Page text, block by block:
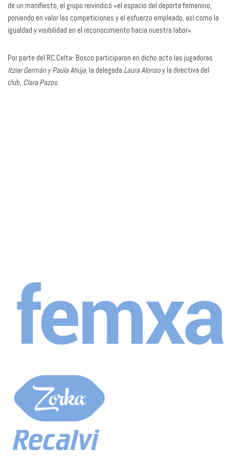
de un manifiesto, el grupo reivindicó «el espacio del deporte femenino,
poniendo en valor las competiciones y el esfuerzo empleado, así como la
igualdad y visibilidad en el reconocimiento hacia nuestra labor».
Por parte del RC.Celta- Bosco participaron en dicho acto las jugadoras
Itziar Germán y Paula Ahúja, la delegada Laura Alonsoy la directiva del
club, Clara Pazos.